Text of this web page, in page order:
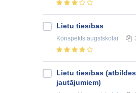
Lietu tiesības
Konspekts augstskolai
Lietu tiesības
jautājumiem)